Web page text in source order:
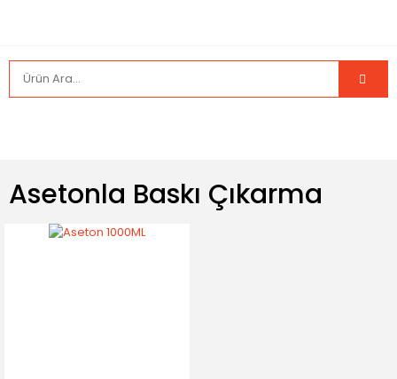
Asetonla Baskı Çıkarma